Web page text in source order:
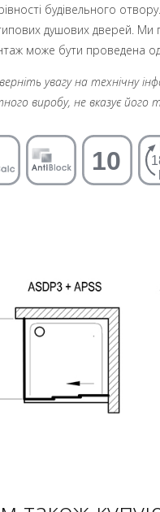
будівельного отвору.
душових дверей. Ми
може бути проведена
увагу на технічну
виробу, не вказує його